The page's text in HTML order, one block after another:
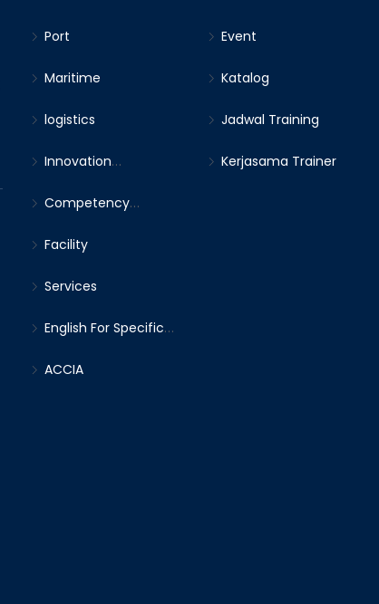
Port
Maritime
logistics
Innovation
Management)
Competency
Facility
Services
English For Specific
ACCIA
Event
Katalog
Jadwal Training
Kerjasama Trainer